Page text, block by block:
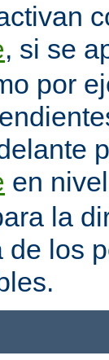
, si se
por
en
la
de los